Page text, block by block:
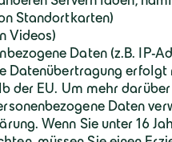
Baubereich und zwei dual
einen tieferen Einblick in
Studierenden und
extra eingerichtete
und theoretische
Kiesboxen, die für die
Azubis selbst.